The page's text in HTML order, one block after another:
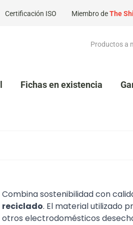
Certificación ISO Miembro deThe
Productos a
Fichas en existencia
Combina sostenibilidad con
reciclado. El material utilizado
otros electrodomésticos